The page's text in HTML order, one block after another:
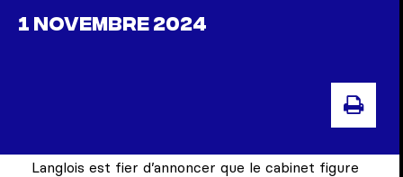
1 NOVEMBRE 2024
Langlois est fier d’annoncer que le cabinet figure